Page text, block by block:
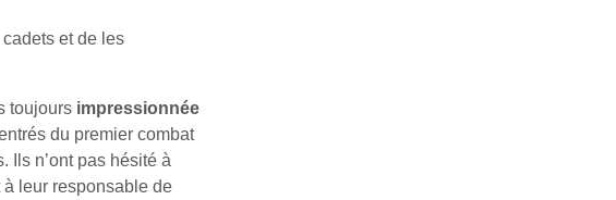
et de les
toujours impressionnée
du premier combat
Ils n’ont pas hésité à
leur responsable de